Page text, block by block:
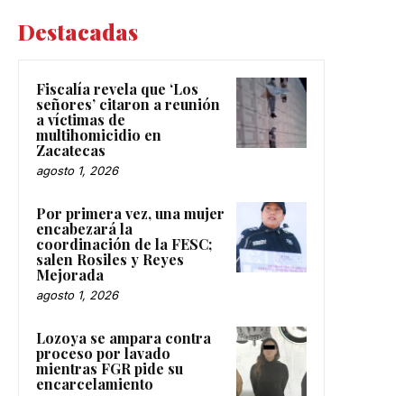
Destacadas
Fiscalía revela que ‘Los
señores’ citaron a reunión
a víctimas de
multihomicidio en
Zacatecas
agosto 1, 2026
Por primera vez, una mujer
encabezará la
coordinación de la FESC;
salen Rosiles y Reyes
Mejorada
agosto 1, 2026
Lozoya se ampara contra
proceso por lavado
mientras FGR pide su
encarcelamiento